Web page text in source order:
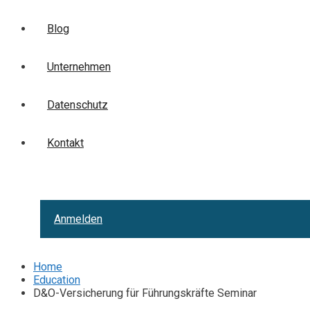
Blog
Unternehmen
Datenschutz
Kontakt
Anmelden
Home
Education
D&O-Versicherung für Führungskräfte Seminar